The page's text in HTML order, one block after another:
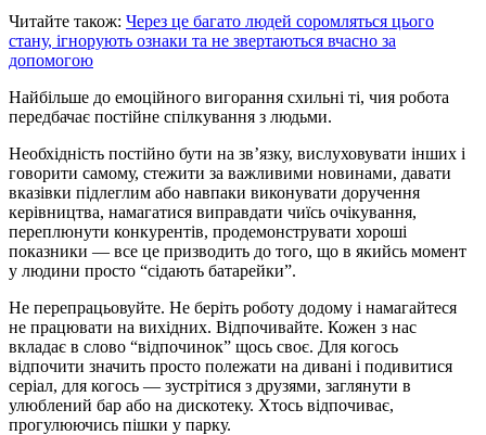
Читайте також: Через це багато людей соромляться цього
стану, ігнорують ознаки та не звертаються вчасно за
допомогою
Найбільше до емоційного вигорання схильні ті, чия робота
передбачає постійне спілкування з людьми.
Необхідність постійно бути на зв’язку, вислуховувати інших і
говорити самому, стежити за важливими новинами, давати
вказівки підлеглим або навпаки виконувати доручення
керівництва, намагатися виправдати чиїсь очікування,
переплюнути конкурентів, продемонструвати хороші
показники — все це призводить до того, що в якийсь момент
у людини просто “сідають батарейки”.
Не перепрацьовуйте. Не беріть роботу додому і намагайтеся
не працювати на вихідних. Відпочивайте. Кожен з нас
вкладає в слово “відпочинок” щось своє. Для когось
відпочити значить просто полежати на дивані і подивитися
серіал, для когось — зустрітися з друзями, заглянути в
улюблений бар або на дискотеку. Хтось відпочиває,
прогулюючись пішки у парку.